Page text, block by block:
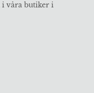
i våra butiker i